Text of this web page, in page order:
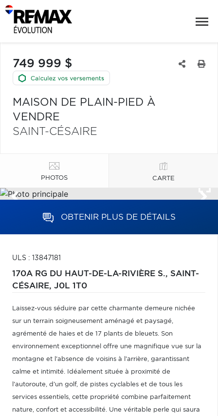
749 999 $
MAISON DE PLAIN-PIED À
VENDRE
SAINT-CÉSAIRE
PHOTOS CARTE
OBTENIR PLUS DE DÉTAILS
ULS : 13847181
170A RG DU HAUT-DE-LA-RIVIÈRE S., SAINT-
CÉSAIRE, J0L 1T0
Laissez-vous séduire par cette charmante demeure nichée
sur un terrain soigneusement aménagé et paysagé,
agrémenté de haies et de 17 plants de bleuets. Son
environnement exceptionnel offre une magnifique vue sur la
montagne et l'absence de voisins à l'arrière, garantissant
calme et intimité. Idéalement située à proximité de
l'autoroute, d'un golf, de pistes cyclables et de tous les
services essentiels, cette propriété combine parfaitement
nature, confort et accessibilité. Une véritable perle qui saura